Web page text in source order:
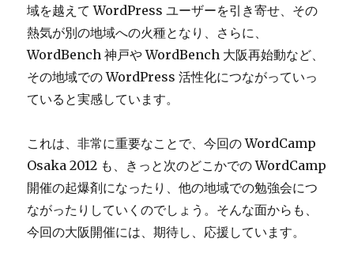
域を越えて WordPress ユーザーを引き寄せ、その
熱気が別の地域への火種となり、さらに、
WordBench 神戸や WordBench 大阪再始動など、
その地域での WordPress 活性化につながっていっ
ていると実感しています。
これは、非常に重要なことで、今回の WordCamp
Osaka 2012 も、きっと次のどこかでの WordCamp
開催の起爆剤になったり、他の地域での勉強会につ
ながったりしていくのでしょう。そんな面からも、
今回の大阪開催には、期待し、応援しています。